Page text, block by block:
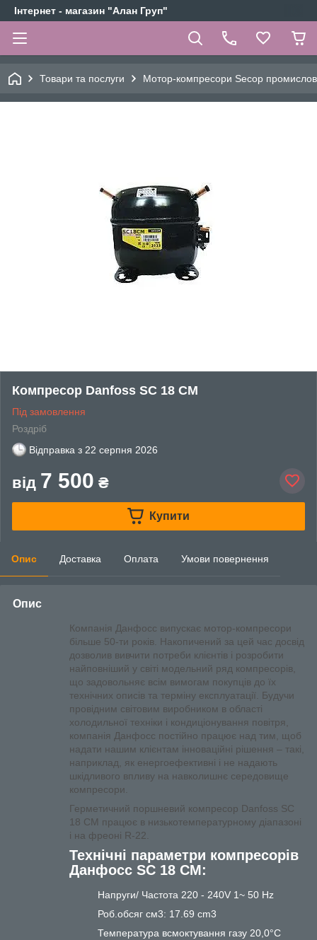
Інтернет - магазин "Алан Груп"
Товари та послуги Мотор-компресори Secop
Компресор Danfoss SC 18 СМ
Під замовлення
Роздріб
Відправка з 22 серпня 2026
від 7 500 ₴
Купити
Опис Доставка Оплата Умови повернення
Опис
Компанія Данфосс випускає мотор-компресори
більше 50-ти років. Накопичений за цей час досвід
дозволив вивчити потреби клієнтів і розробити
найповніший у світі модельний ряд компресорів,
що задовольняє всім вимогам покупців до їх
технічних описів та терміну експлуатації. Будучи
провідним світовим виробником в області
холодильної техніки і кондиціонування повітря,
компанія Данфосс постійно працює над тим, щоб
надати нашим клієнтам інноваційні рішення – такі,
наприклад, як енергоефективні і не надають
шкідливого впливу на навколишнє середовище
компресори.
Герметичний поршневий компресор Danfoss SC
18 СМ працює в низькотемпературному діапазоні
і на фреоні R-22
Технічні параметри компресорів
Данфосс SC 18 СМ:
Напруги/ Частота 220 - 240V 1~ 50 Hz
Роб.обсяг см3: 17.69 cm3
Температура всмоктування газу 20,0°C